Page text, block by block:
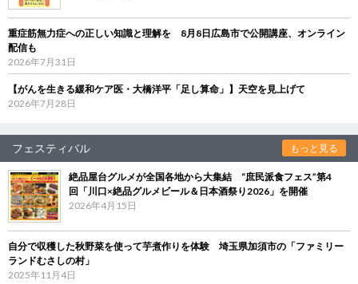
重症筋無力症への正しい知識と理解を 8月8日広島市で公開講座、オンライン
配信も
2026年7月31日
【がんを生きる緩和ケア医・大橋洋平「足し算命」】天空を見上げて
2026年7月28日
フェスティバル もっと見る
絶品屋台グルメが全国各地から大集結 “庶民派食フェス”第4
回「川口×絶品グルメビール＆日本酒祭り2026」を開催
2026年4月15日
自分で収穫した秋野菜を使って芋煮作りを体験 埼玉県加須市の「ファミリー
ランドむさしの村」
2025年11月4日